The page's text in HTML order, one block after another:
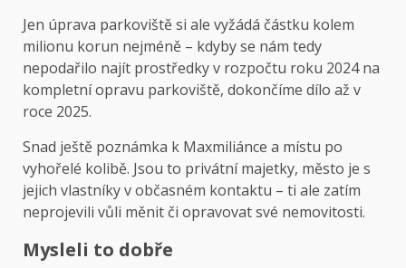
Jen úprava parkoviště si ale vyžádá částku kolem
milionu korun nejméně – kdyby se nám tedy
nepodařilo najít prostředky v rozpočtu roku 2024 na
kompletní opravu parkoviště, dokončíme dílo až v
roce 2025.
Snad ještě poznámka k Maxmiliánce a místu po
vyhořelé kolibě. Jsou to privátní majetky, město je s
jejich vlastníky v občasném kontaktu – ti ale zatím
neprojevili vůli měnit či opravovat své nemovitosti.
Mysleli to dobře